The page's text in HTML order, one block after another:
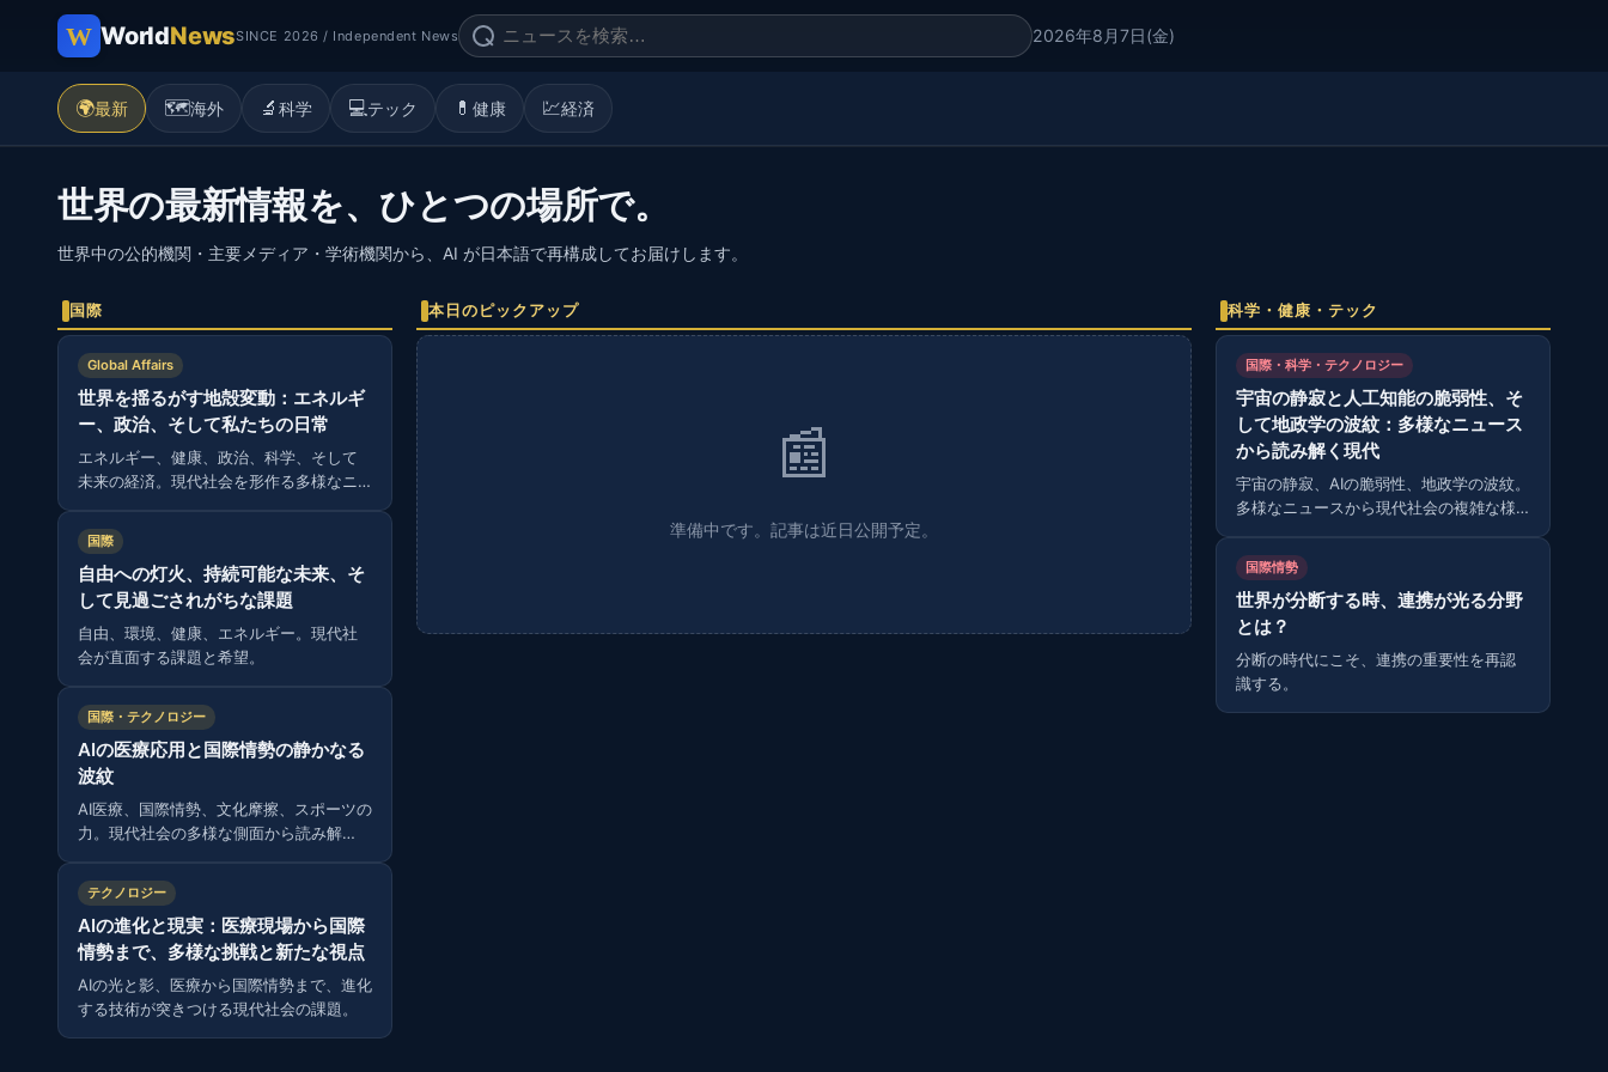
WorldNewsSINCE 2026 / Independent News 2026年8月7日(金)
🌍最新 🗺️海外 🔬 科学 💻テック 💊 健康 💹経済
世界の最新情報を、ひとつの場所で。
世界中の公的機関・主要メディア・学術機関から、AI が日本語で再構成してお届けします。
国際
Global Affairs
世界を揺るがす地殻変動：エネルギ
ー、政治、そして私たちの日常
エネルギー、健康、政治、科学、そして
未来の経済。現代社会を形作る多様なニ
点。
国際
自由への灯火、持続可能な未来、そ
して見過ごされがちな課題
自由、環境、健康、エネルギー。現代社
会が直面する課題と希望。
国際・テクノロジー
AIの医療応用と国際情勢の静かなる
波紋
AI医療、国際情勢、文化摩擦、スポーツの
力。現代社会の多様な側面から読み解
テクノロジー
AIの進化と現実：医療現場から国際
情勢まで、多様な挑戦と新たな視点
AIの光と影、医療から国際情勢まで、進化
する技術が突きつける現代社会の課題。
本日のピックアップ
📰
準備中です。記事は近日公開予定。
科学・健康・テック
国際・科学・テクノロジー
宇宙の静寂と人工知能の脆弱性、そ
して地政学の波紋：多様なニュース
から読み解く現代
宇宙の静寂、AIの脆弱性、地政学の波紋。
多様なニュースから現代社会の複雑な様
国際情勢
世界が分断する時、連携が光る分野
とは？
分断の時代にこそ、連携の重要性を再認
識する。